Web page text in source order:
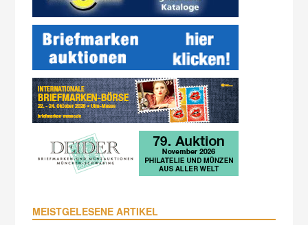
MEISTGELESENE ARTIKEL